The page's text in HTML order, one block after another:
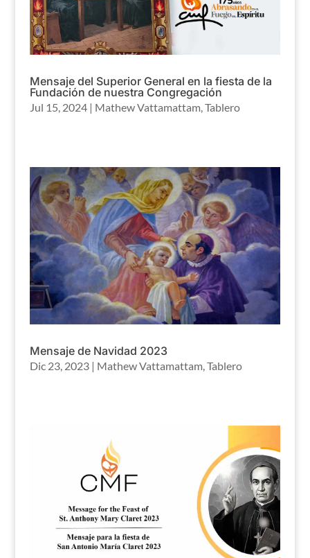
Mensaje del Superior General en la fiesta de la
Fundación de nuestra Congregación
Jul 15, 2024| Mathew Vattamattam,Tablero
Mensaje de Navidad 2023
Dic 23, 2023| Mathew Vattamattam,Tablero